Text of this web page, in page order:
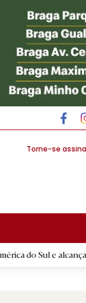
Torne-se
segunda melhor